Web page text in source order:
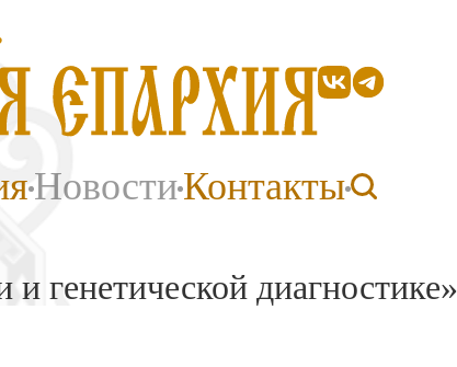
НовостиКонтакты
генетической диагностике»